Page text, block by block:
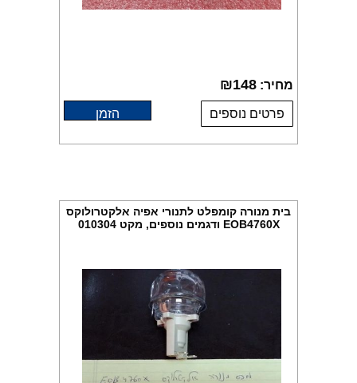
מחיר: ₪148
פרטים נוספים הזמן
בית מנורה קומפלט לתנורי אפיה אלקטרולוקס
EOB4760X ודגמים נוספים, מקט 010304